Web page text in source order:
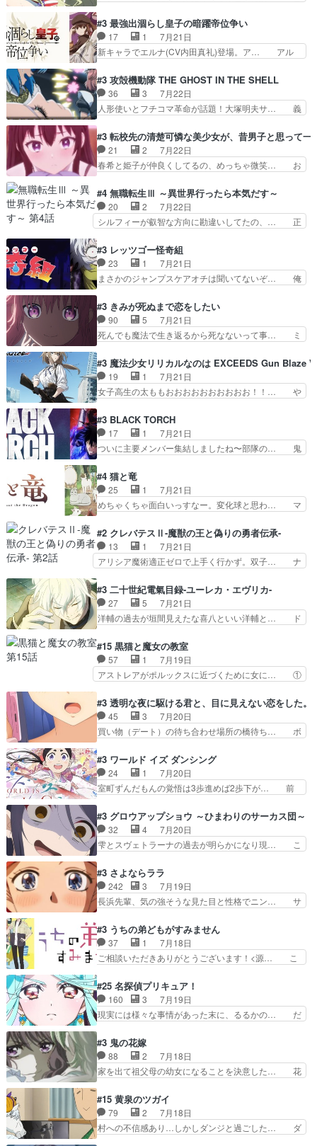
にイルドアの大佐がサラマン… 直属の部下ですら
戦争継続派か。。戦争は始… 「（あの量の差が気
になるッ!!!）」ジェ…
由、アメリカ、日本人、国語教師＋新たな… ナデ
ィー（大和撫子、やまと100Girl… 美しすぎる美
しいに美しいは美しすぎてうっ… 25)BP○さん見
逃して26)最高の機能… 前任退職、後任の教師ナ
恋太郎正解らしい… ①次の新キャラは後任の国語
教師…フラグを… どうしてもルー大柴が頭を横切
る新ヒロイン…
#3 最強出涸らし皇子の暗躍帝位争い
17 1
7月21日
新キャラでエルナ(CV内田真礼)登場。ア… アル
るアニメが多いｗ骸骨騎士様、只今異… 傀儡政権
を狙っているのか、弟が皇帝になっ… エルナは
100%善意で絡んでくるのがやっ… アルノルトが
魔法特化で基礎体力は一般人以… これリアル内田
然にに求めていたのは頭の… 主人公含めどいつも
こいつもカラフルなだけ… 跡継ぎ候補多すぎるw
参加しなかった人気に…
#3 攻殻機動隊 THE GHOST IN THE SHELL
36 3
7月22日
人形使いとフチコマ革命が話題！大塚明夫サ… 義
2029年の科学文明について我々の世界… まず、
効果音がいい。私が思うに、銃撃戦が… いきなり
のハラハラ感。犯人をどんどん追い… 擬似記憶な
の本物なのか分からないと思う？… をバンダイチ
OVAならアリかな。ICT… 冒頭のアクションから
釘付けだった。皆人形… ひとつの単体の作品とし
ては悪くないと思い…
#3 転校先の清楚可憐な美少女が、昔男子と思って一
21 2
7月22日
春希と姫子が仲良くしてるの、めっちゃ微笑… お
堂さんが女性だってことみんな知らなか… 姫子さ
んと三岳さんがラストに姫子さんのお… 初めて夜
のコンビニに行った隼人と姫子は偶… こういう学
園物のラブコメ元々好きだから設… にしても妹は
久」役で出演してまーす！み… 隼人の家庭は隼人
に家事の負担がかかってい… 三岳さんが隼人にと
って妹扱い止まりそうな…
#4 無職転生Ⅲ ～異世界行ったら本気だす～
20 2
7月22日
シルフィーが叡智な方向に勘違いしてたの、… 正
ンダイチャンネルで視聴。リーリャさん… なんか
腹立つなぁルーデウスめ…これでエリ… トレント
は後に何らかの際に活躍するんやろ… アイシ
ャ、、、なんと末恐ろしい妹なんだ！… ルーデウ
しゃあない。狂犬かくましいつ来… 本作はぬるい
ハーレムではなく、真面目に一… エリスはしばら
くEDだけやね。アイシャ、…
#3 レッツゴー怪奇組
23 1
7月21日
まさかのジャンプスケアオチは聞いてないぞ… 俺
ャ子の従姉妹シュラ子登場。主人公眼福… 跡目争
いの新キャラ登場で、今回はシュール… めちゃ子
のいとこかわいい今回主人公の驚き… メチャ子を
くしゃみと鼻水が止まらなくなる… お父さんに押
をちびっ子にしたあの玉、も… 半裸の警官の方が
怖い。ライバルキャラかわ… 霊媒師が人の肩に霊
を乗せるな笑なんてモノ…
#3 きみが死ぬまで恋をしたい
90 5
7月21日
死んでも魔法で生き返るから死なないって事… ミ
ミ、最後のその顔は怖いよ...。てかタ… もはや人
間なのかも怪しい戦闘シーンがない… 今話第LO
／原画で参加させていただきまし… 皆大好き、ロ
リの全裸だーーーーーーッッッ… シーナとミミが
芽吹く百合の花。ミミ(c… ルームメイト1ヶ月経
ってシーナがミミの人… もう後戻りできないぞ」
してくるとは思わん…
#3 魔法少女リリカルなのは EXCEEDS Gun Blaze
19 1
7月21日
女子高生の太ももおおおおおおおおおお！！… や
瀬シイナと夜海トワ』今回はフォロワー… なのは
と出逢い炎の魔人の能力を人類の為に… ・シイ
ナ、トワと出会う親近感を感じる2人… 篠宮マナ
が登場したけど公式サイトに20歳… リリカルな
ちゃ食うやん魔人狩りチーム強… 人類滅亡寸前ま
で追い詰められていたのに、… 第３話をU-NEXT
で視聴しました。視聴…
#3 BLACK TORCH
17 1
7月21日
ついに主要メンバー集結しましたね〜部隊の… 鬼
描いたようなチョロインだったな。下半… 前回か
ら引き続いてじいさんとの決別の冒頭… あっちは
呪霊でこっちは物怪。忍者っぽいア… 護衛対象と
なる弐郎を連れて隠密局へ、彼の… →現状展開が
た弐郎は鬼子母神一華の護衛… 護衛はお尻一華、
ここは定番やっぱ物の怪の… ①敵は会話してる最
中の同乗者を物音一つ発…
#4 猫と竜
25 1
7月21日
めちゃくちゃ面白いっすなー。変化球と思わ… マ
代もの猫たちの誕生と成長を見守る猫竜… 前回猫
たちで熊退治をしていた中の一匹の猫… と思って
みにいったらクロバネのCV.速水… 「おじちゃん
は身内に甘い」で、いきなり笑… ガチで素晴らし
た子猫たちのその後が描か… 王子の旅の始まりは
確かにそうでしたよね！… リゼロ見終わっちゃっ
てほのぼの系がいいか…
#2 クレバテスⅡ-魔獣の王と偽りの勇者伝承-
13 1
7月21日
アリシア魔術適正ゼロで上手く行かず。双子… ナ
紹介の時台に乗ってるサラサ可愛いw学… ナイ
エ・シフォンリッツの出番が多くて嬉し… 石田で
こいつワルだな。なぜ大猿に変身した… 2冊目の
トアの書は学長の手に1話冒頭と合… アリシアと
たのにロリ化されて学生にされ… これはいい黒沢
ともよ。笑いのセンスも合う… ナイエのリアクシ
ョンが面白い。ローメイン…
#3 二十世紀電氣目録-ユーレカ・エヴリカ-
27 5
7月21日
洋輔の過去が垣間見えたな喜八といい洋輔と… ド
が目録に固執する理由もほぼ明らかとな… これ京
アニだったのかそのわりにはそこまで… 清六兄ち
ゃんと喜八、清六と洋輔それぞれの… 化学的作用
に依りて継続して…電池と称すっ… 洋輔、清六の
えてみんなで物作りで一気に… 作画は最高なのに
話がつまらない。やっぱ京… 天下り式に竹のフィ
ラメントが出てきたのは…
#15 黒猫と魔女の教室
57 1
7月19日
アストレアがポルックスに近づくために女に… ①
はアストレアの野望による性転換、後半… アスト
レア君の作戦に皆巻き込まれてて草捕… アストレ
アが作った薬によって男女入れ替わ… アルトレア
がポルックスのこと好きとは言え… アストレアが
払い騒動と賑やかでいいねw… 偉大な父を持つが
故の悩(独自のおっぱい論… 鉄板中の鉄板、性転
換と酩酊ネタの二連発(…
#3 透明な夜に駆ける君と、目に見えない恋をした。
45 3
7月20日
買い物（デート）の待ち合わせ場所の橋待ち… ボ
を照らす打ち上げ花火。人混みの中、み… どんど
んキュンが増えていく展開に毎回わく… ちょこっ
と書ければと風が吹き手元にあった… 』は、率直
に言って脚本と演出が悪いと思う… 小春の目が見
と、空野の億劫さがリアルだ… かけると小春、二
人が一緒に過ごす時間が描… ヒロインの目が不自
由だから音を大切にして…
#3 ワールド イズ ダンシング
24 1
7月20日
室町ずんだもんの覚悟は3歩進めば2歩下が… 前
が主人公の漫画がアニメになったらし… 壮絶だっ
た…30分で2時間の映画のように… すべての表現
がピタリと揃った傑作本当に素… たまに現れて謎
のアドバイスをしてくれるお… 可愛いキャラデザ
とが決まる。更に父から… 再び鬼夜叉を導く、素
性不明の彼の名前を知… 恵まれた身分に甘え、修
練を怠るキャラは苦…
#3 グロウアップショウ ～ひまわりのサーカス団～
32 4
7月20日
雫とスヴェトラーナの過去が明らかになり現… こ
県豊川市付近が舞台なのか～現地にも出… 前回に
引き続き、今回もおぱんつであります… キャラク
ターが可愛いのはもちろん、ストー… 皇ではなく
ひまわりを蔑ろにして皇に乗り換… 傷跡なんか、
外あまり見どころがない。1… いや～、めちゃく
ちゃおもしろいね。瑞佳は… キャラデザが映える
のは勿論だけど脚本に歩…
#3 さよならララ
242 3
7月19日
長浜先輩、気の強そうな見た目と性格でニン… サ
なったからユリ確定！＼(^o^)／ラ… プロローグ
的な１話、２話からの浮世離れし… 茉里のボクシ
ングにかける真摯さ格好良かっ… 今回はゲストが
２名！ワンピースの作画さん… あほって言う茉里
母親を失い、アウェーの… ３話の地味に好きポイ
ントは、冒頭でララが… ボクシング部部員たちの
設定を公開！辻さん…
#3 うちの弟どもがすみません
37 1
7月18日
ご相談いただきありがとうございます！<源… こ
家事を頑張り過ぎてテストの結果が酷く… 糸ちゃ
んと源くん、類くんのお買い物シーン… ３話にし
てもう普通に物語が楽しみになっち… 類くんの将
来の夢が微笑ましいまだまだ甘え… 前髪ぱっつん
活するようになってからの話… 最後の「かわい
い」の破壊力よ…あれは成田… 糸と4人の弟の関
わり方がどう変化していく…
#25 名探偵プリキュア！
160 3
7月19日
現実には様々な事情があった末に、るるかの… だ
レール編の始まり、エリザさんの回で「… 「マジ
ラ」と言えば同時上映の「公タロウ」… キュアエ
クレールはやっぱりくれあだったか… エクレール
は誰だ編、遂に答え合わせの時だ… これで自分も
の何もない日常※もっと密着… LIMITかも知れな
い。キュアエクレール… ・解決編、完全に前4話
で謎解きさせるスタ…
#3 鬼の花嫁
88 2
7月18日
家を出て祖父母の幼女になることを決意した… 花
コミどころが多すぎてある意味おもしろ… 胸が凄
くスカッっとしたずっと苦痛を伴って… 祖父母に
人の心があってよかった。それにし… 柚子が家族
と決別する回柚子を傷つけた瑶太… 今期のアニメ
#15 黄泉のツガイ
79 2
7月18日
村への不信感あり…しかしダンジと過ごした… ダ